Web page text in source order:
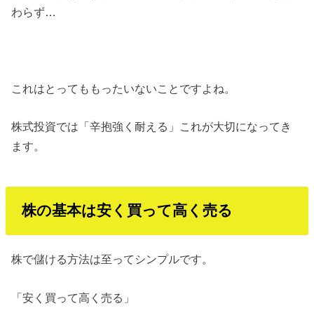
わらず…
これはとってももったいないことですよね。
株式投資では「辛抱強く耐える」これが大切になってき
ます。
株の基本は安く買って高く売る
株で儲ける方法は至ってシンプルです。
「安く買って高く売る」